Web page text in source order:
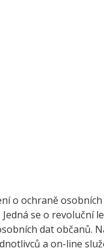
o ochraně
Jedná se o revoluční
dat občanů.
a on-line